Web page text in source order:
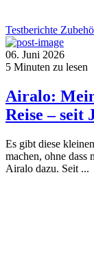
Testberichte
06. Juni 2026
5 Minuten zu lesen
Airalo:
Reise – seit
Es gibt diese
machen, ohne dass
Airalo dazu. Seit ...